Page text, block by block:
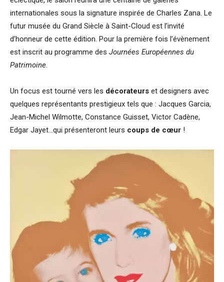
internationales sous la signature inspirée de Charles Zana. Le
futur musée du Grand Siècle à Saint-Cloud est l’invité
d’honneur de cette édition. Pour la première fois l’évènement
est inscrit au programme des Journées Européennes du
Patrimoine.
Un focus est tourné vers les décorateurs et designers avec
quelques représentants prestigieux tels que : Jacques Garcia,
Jean-Michel Wilmotte, Constance Guisset, Victor Cadène,
Edgar Jayet…qui présenteront leurs coups de cœur !